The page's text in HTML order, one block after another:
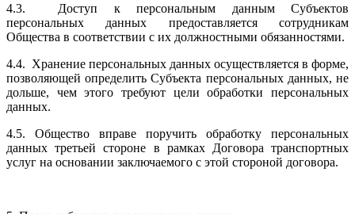
4.3. Доступ к персональным данным Субъектов
персональных данных предоставляется сотрудникам
Общества в соответствии с их должностными обязанностями.
4.4. Хранение персональных данных осуществляется в форме,
позволяющей определить Субъекта персональных данных, не
дольше, чем этого требуют цели обработки персональных
данных.
4.5. Общество вправе поручить обработку персональных
данных третьей стороне в рамках Договора транспортных
услуг на основании заключаемого с этой стороной договора.